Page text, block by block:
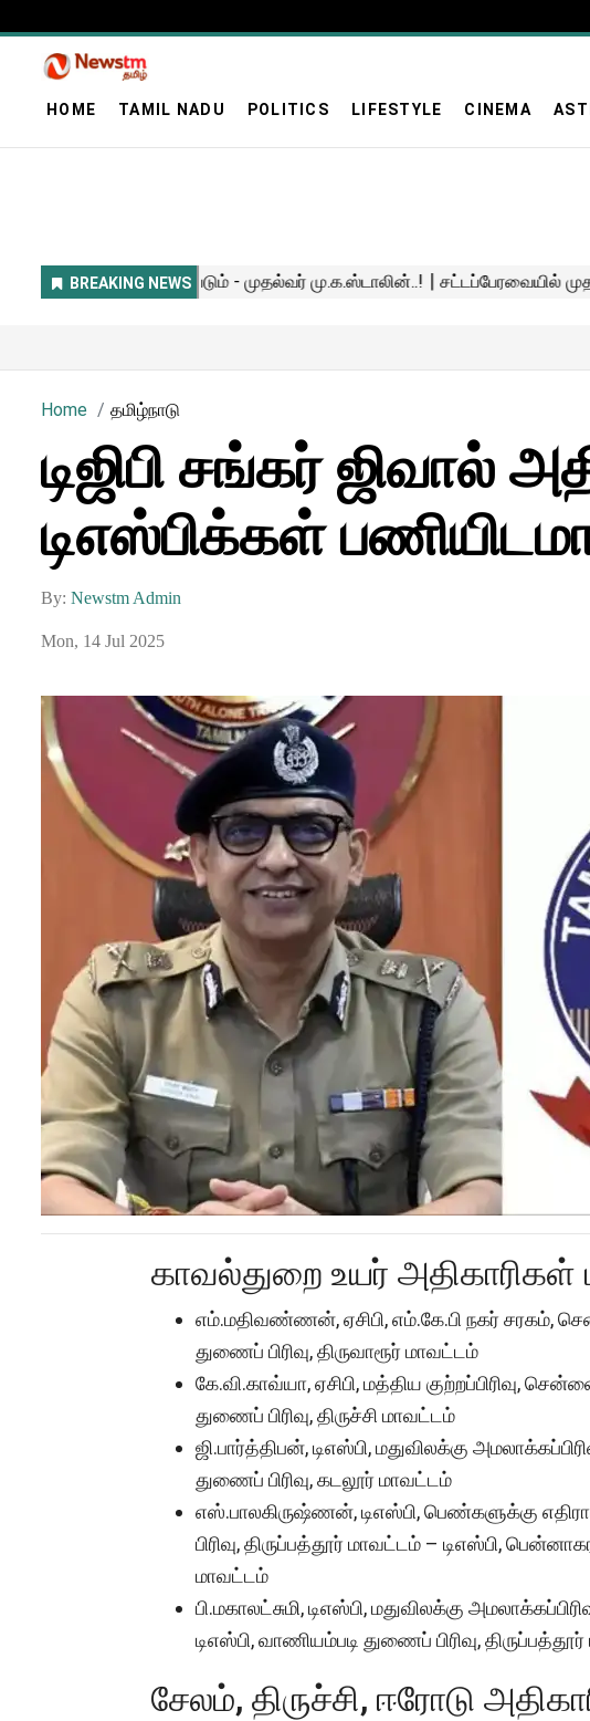
HOME TAMIL NADU POLITICS LIFESTYLE CINEMA
Home தமிழ்நாடு
டிஜிபி சங்கர் ஜிவால்
டிஎஸ்பிக்கள்
By: Newstm Admin
Mon, 14 Jul 2025
காவல்துறை உயர் அதிகாரிகள்
எம்.மதிவண்ணன், ஏசிபி, எம்.கே.பி நகர் சரகம்,
துணைப் பிரிவு, திருவாரூர் மாவட்டம்
கே.வி.காவ்யா, ஏசிபி, மத்திய குற்றப்பிரிவு,
துணைப் பிரிவு, திருச்சி மாவட்டம்
ஜி.பார்த்திபன், டிஎஸ்பி, மதுவிலக்கு
துணைப் பிரிவு, கடலூர் மாவட்டம்
எஸ்.பாலகிருஷ்ணன், டிஎஸ்பி, பெண்களுக்கு
பிரிவு, திருப்பத்தூர் மாவட்டம் – டிஎஸ்பி,
மாவட்டம்
பி.மகாலட்சுமி, டிஎஸ்பி, மதுவிலக்கு
டிஎஸ்பி, வாணியம்படி துணைப் பிரிவு,
சேலம், திருச்சி, ஈரோடு